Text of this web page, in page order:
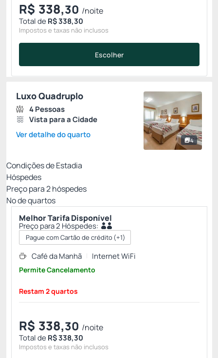
R$ 338,30 /noite
Total deR$ 338,30
Impostos e taxas não inclusos
Escolher
4
Luxo Quadruplo
4 Pessoas
Vista para a Cidade
Ver detalhe do quarto
Condições de Estadia
Hóspedes
Preço para2hóspedes
Nº de quartos
Melhor Tarifa Disponível
Preço para 2 Hóspedes:
Pague com Cartão de crédito(+1)
Café da Manhã Internet WiFi
Permite Cancelamento
Restam 2 quartos
R$ 338,30 /noite
Total deR$ 338,30
Impostos e taxas não inclusos